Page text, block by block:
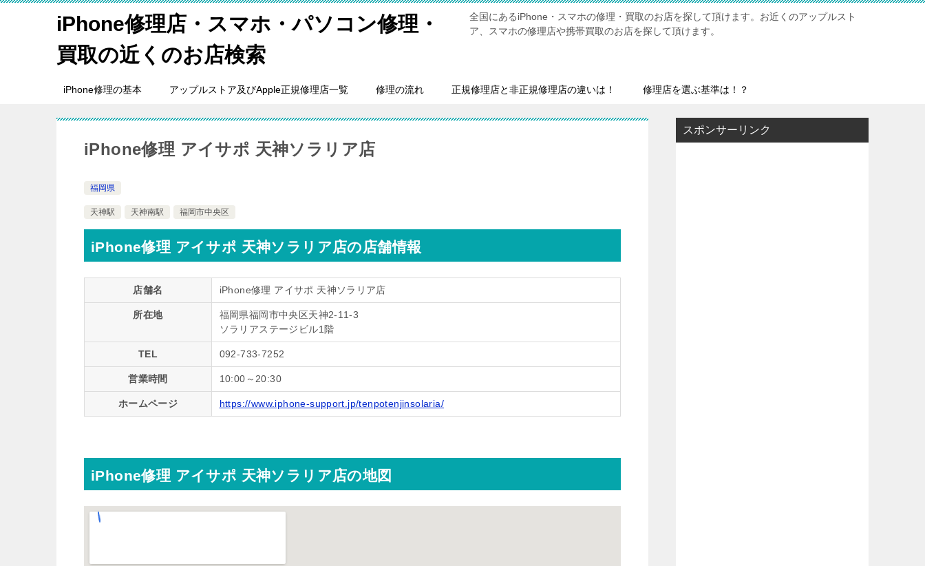
iPhone修理店・スマホ・パソコン修理・
買取の近くのお店検索
全国にあるiPhone・スマホの修理・買取のお店を探して頂けます。お近くのアップルスト
ア、スマホの修理店や携帯買取のお店を探して頂けます。
iPhone修理の基本 アップルストア及びApple正規修理店一覧 修理の流れ 正規修理店と非正規修理店の違いは！ 修理店を選ぶ基準は！？
iPhone修理 アイサポ 天神ソラリア店
福岡県
天神駅 天神南駅 福岡市中央区
iPhone修理 アイサポ 天神ソラリア店の店舗情報
店舗名 iPhone修理 アイサポ 天神ソラリア店
所在地
福岡県福岡市中央区天神2-11-3
ソラリアステージビル1階
TEL 092-733-7252
営業時間 10:00～20:30
ホームページ https://www.iphone-support.jp/tenpotenjinsolaria/
iPhone修理 アイサポ 天神ソラリア店の地図
スポンサーリンク